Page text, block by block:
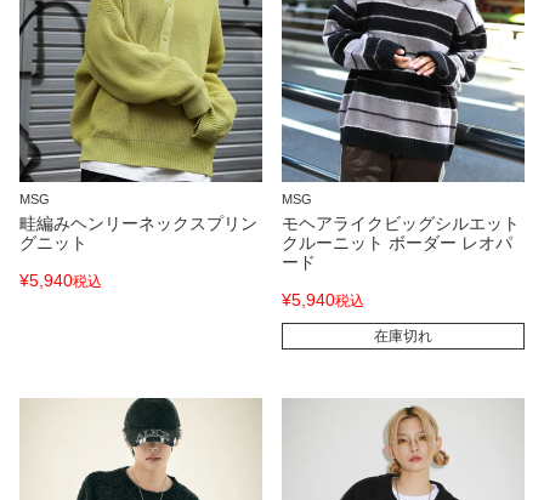
MSG
畦編みヘンリーネックスプリン
グニット
¥5,940税込
MSG
モヘアライクビッグシルエット
クルーニット ボーダー レオパ
ード
¥5,940税込
在庫切れ